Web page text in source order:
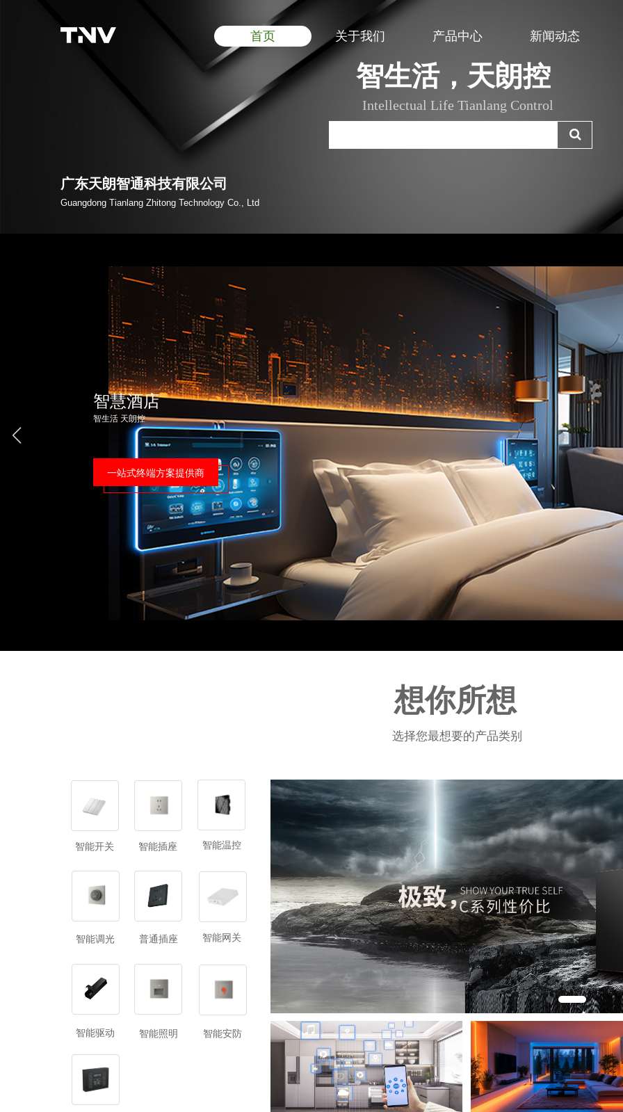
首页 关于我们 产品中心 新闻动态
智生活，天朗控
Intellectual Life Tianlang Control
广东天朗智通科技有限公司
Guangdong Tianlang Zhitong Technology Co., Ltd
智能家居
智生活 天朗控
一站式终端方案提供商
智能开关 智能插座 智能温控
智能调光 普通插座 智能网关
智能驱动 智能照明 智能安防
想你所想
选择您最想要的产品类别